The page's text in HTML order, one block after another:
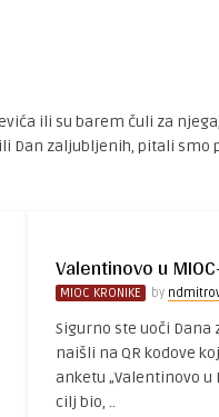
ili su barem čuli za
Dan zaljubljenih, pitali smo
Valentinovo u
MIOC KRONIKE by
Sigurno ste uoči Dana
naišli na QR kodove
anketu „Valentinovo u
cilj bio, ..